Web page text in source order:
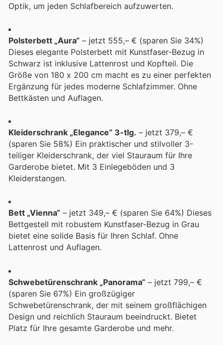
Optik, um jeden Schlafbereich aufzuwerten.
Polsterbett „Aura“ – jetzt 555,– € (sparen Sie 34%)
Dieses elegante Polsterbett mit Kunstfaser-Bezug in
Schwarz ist inklusive Lattenrost und Kopfteil. Die
Größe von 180 x 200 cm macht es zu einer perfekten
Ergänzung für jedes moderne Schlafzimmer. Ohne
Bettkästen und Auflagen.
Kleiderschrank „Elegance“ 3-tlg. – jetzt 379,– €
(sparen Sie 58%) Ein praktischer und stilvoller 3-
teiliger Kleiderschrank, der viel Stauraum für Ihre
Garderobe bietet. Mit 3 Einlegeböden und 3
Kleiderstangen.
Bett „Vienna“ – jetzt 349,– € (sparen Sie 64%) Dieses
Bettgestell mit robustem Kunstfaser-Bezug in Grau
bietet eine solide Basis für Ihren Schlaf. Ohne
Lattenrost und Auflagen.
Schwebetürenschrank „Panorama“ – jetzt 799,– €
(sparen Sie 67%) Ein großzügiger
Schwebetürenschrank, der mit seinem großflächigen
Design und reichlich Stauraum beeindruckt. Bietet
Platz für Ihre gesamte Garderobe und mehr.